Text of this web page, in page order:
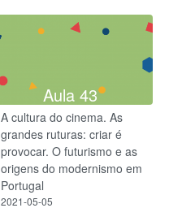
Aula 43
A cultura do cinema. As
grandes ruturas: criar é
provocar. O futurismo e as
origens do modernismo em
Portugal
2021-05-05